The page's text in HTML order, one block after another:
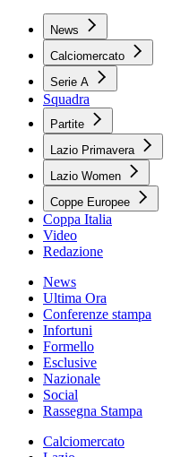
News
Calciomercato
Serie A
Squadra
Partite
Lazio Primavera
Lazio Women
Coppe Europee
Coppa Italia
Video
Redazione
News
Ultima Ora
Conferenze stampa
Infortuni
Formello
Esclusive
Nazionale
Social
Rassegna Stampa
Calciomercato